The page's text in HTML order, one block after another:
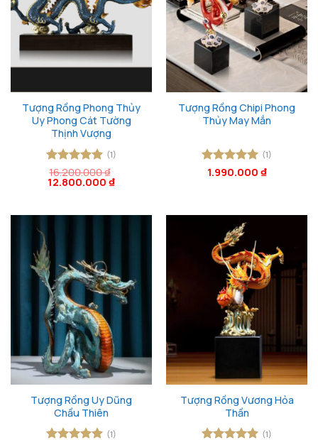
Tượng Rồng Phong Thủy
Uy Phong Cát Tường
Thịnh Vượng
Được xếp
hạng55
(1)
16.200.000₫
Giá
12.800.000 ₫Giá
Tượng Rồng Chipi Phong
Thủy May Mắn
Được xếp
(1)
1.990.000 ₫
Tượng Rồng Uy Dũng
Chầu Thiên
(1)
Tượng Rồng Vương Hỏa
Thần
(1)